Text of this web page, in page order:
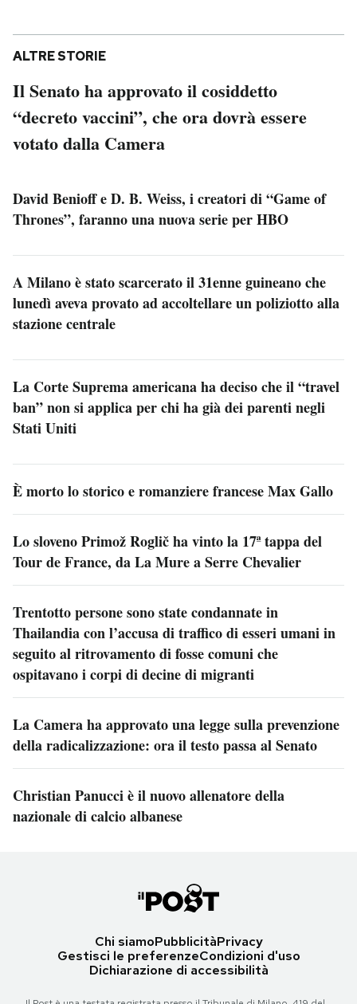
ALTRE STORIE
Il Senato ha approvato il cosiddetto
“decreto vaccini”, che ora dovrà essere
votato dalla Camera
David Benioff e D. B. Weiss, i creatori di “Game of
Thrones”, faranno una nuova serie per HBO
A Milano è stato scarcerato il 31enne guineano che
lunedì aveva provato ad accoltellare un poliziotto alla
stazione centrale
La Corte Suprema americana ha deciso che il “travel
ban” non si applica per chi ha già dei parenti negli
Stati Uniti
È morto lo storico e romanziere francese Max Gallo
Lo sloveno Primož Roglič ha vinto la 17ª tappa del
Tour de France, da La Mure a Serre Chevalier
Trentotto persone sono state condannate in
Thailandia con l’accusa di traffico di esseri umani in
seguito al ritrovamento di fosse comuni che
ospitavano i corpi di decine di migranti
La Camera ha approvato una legge sulla prevenzione
della radicalizzazione: ora il testo passa al Senato
Christian Panucci è il nuovo allenatore della
nazionale di calcio albanese
Chi siamoPubblicitàPrivacy
Gestisci le preferenzeCondizioni d'uso
Dichiarazione di accessibilità